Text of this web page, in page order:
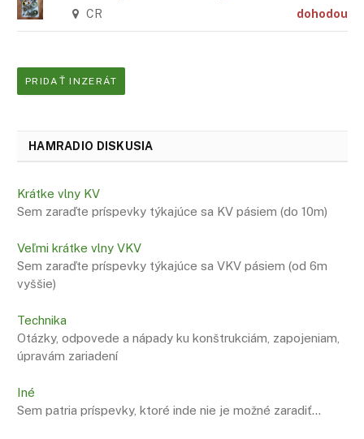
CR dohodou
PRIDAŤ INZERÁT
HAMRADIO DISKUSIA
Krátke vlny KV
Sem zaraďte príspevky týkajúce sa KV pásiem (do 10m)
Veľmi krátke vlny VKV
Sem zaraďte príspevky týkajúce sa VKV pásiem (od 6m
vyššie)
Technika
Otázky, odpovede a nápady ku konštrukciám, zapojeniam,
úpravám zariadení
Iné
Sem patria príspevky, ktoré inde nie je možné zaradiť…